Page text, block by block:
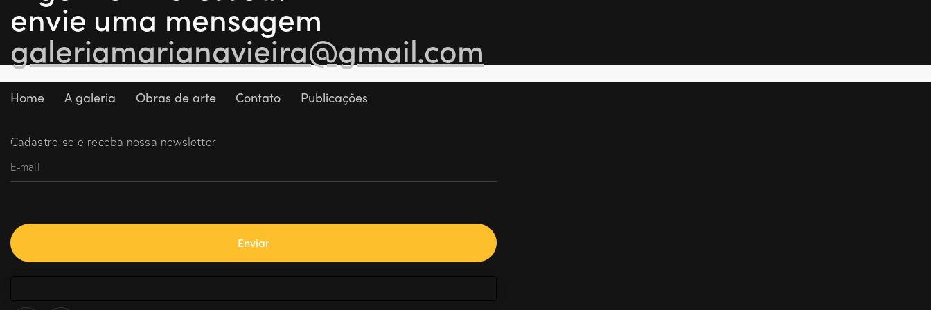
envie uma mensagem
galeriamarianavieira@gmail.com
Home A galeria Obras de arte Contato Publicações
Cadastre-se e receba nossa newsletter